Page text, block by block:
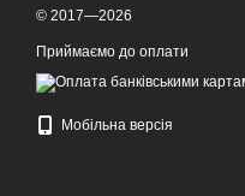
© 2017—2026
Приймаємо до оплати
Мобільна версія